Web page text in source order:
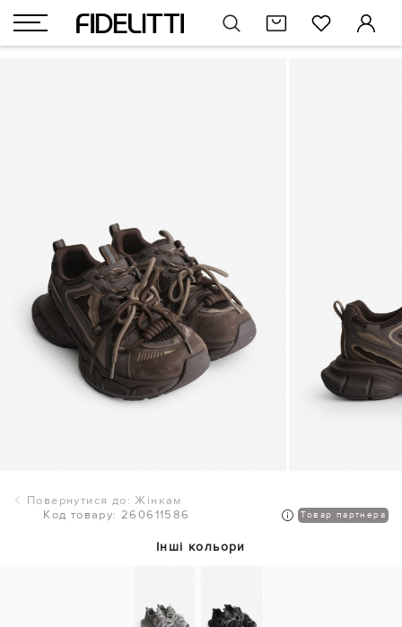
Повернутися до: Жінкам
Код товару: 260611586
Товар партнера
Інші кольори